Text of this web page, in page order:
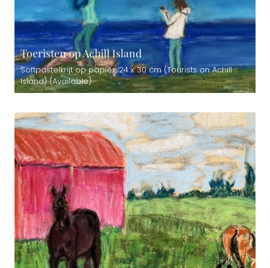
Toeristen op Achill Island
Softpastelkrijt op papier, 24 x 30 cm (Tourists on Achill
Island) (Available)